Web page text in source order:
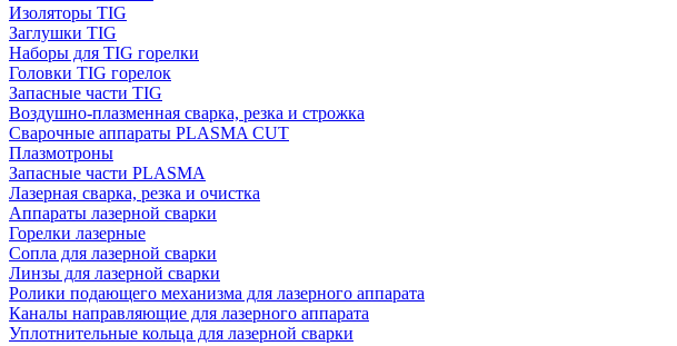
Изоляторы TIG
Заглушки TIG
Наборы для TIG горелки
Головки TIG горелок
Запасные части TIG
Воздушно-плазменная сварка, резка и строжка
Сварочные аппараты PLASMA CUT
Плазмотроны
Запасные части PLASMA
Лазерная сварка, резка и очистка
Аппараты лазерной сварки
Горелки лазерные
Сопла для лазерной сварки
Линзы для лазерной сварки
Ролики подающего механизма для лазерного аппарата
Каналы направляющие для лазерного аппарата
Уплотнительные кольца для лазерной сварки